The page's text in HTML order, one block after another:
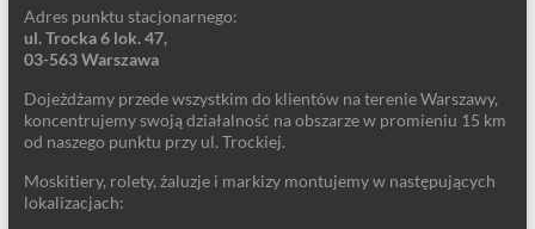
Adres punktu stacjonarnego:
ul. Trocka 6 lok. 47,
03-563 Warszawa
Dojeżdżamy przede wszystkim do klientów na terenie Warszawy,
koncentrujemy swoją działalność na obszarze w promieniu 15 km
od naszego punktu przy ul. Trockiej.
Moskitiery, rolety, żaluzje i markizy montujemy w następujących
lokalizacjach: